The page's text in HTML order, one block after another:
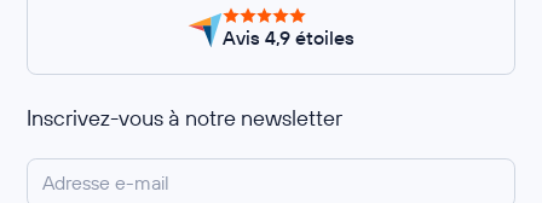
Avis 4,9 étoiles
Inscrivez-vous à notre newsletter